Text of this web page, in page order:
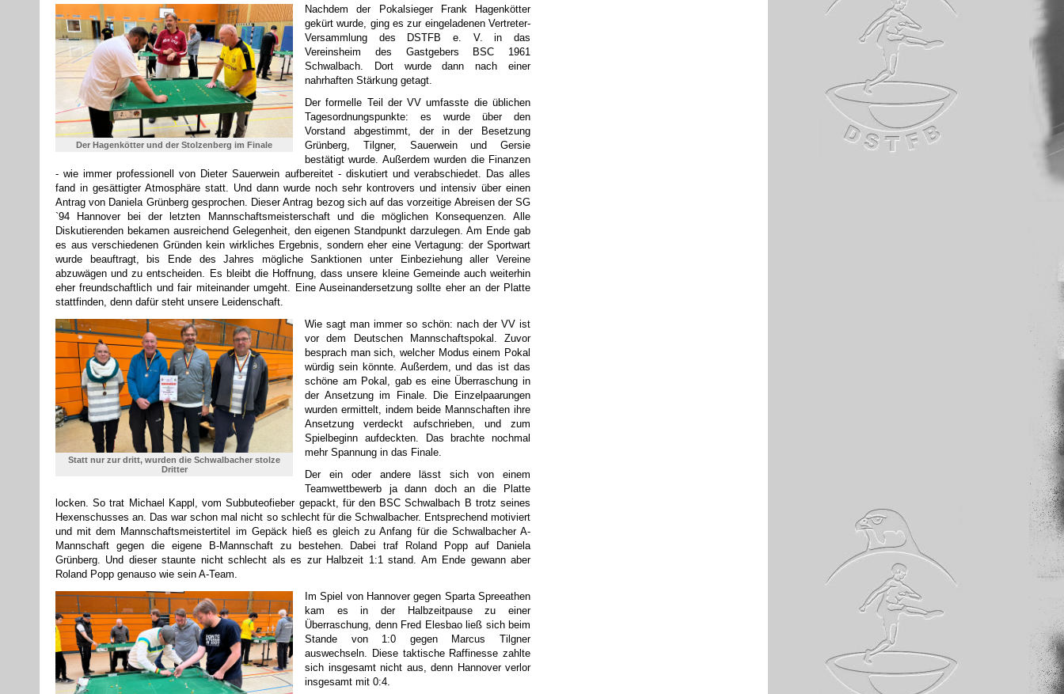
Der Hagenkötter und der Stolzenberg im Finale
Nachdem der Pokalsieger Frank Hagenkötter
gekürt wurde, ging es zur eingeladenen Vertreter-
Versammlung des DSTFB e. V. in das
Vereinsheim des Gastgebers BSC 1961
Schwalbach. Dort wurde dann nach einer
nahrhaften Stärkung getagt.
Der formelle Teil der VV umfasste die üblichen
Tagesordnungspunkte: es wurde über den
Vorstand abgestimmt, der in der Besetzung
Grünberg, Tilgner, Sauerwein und Gersie
bestätigt wurde. Außerdem wurden die Finanzen
- wie immer professionell von Dieter Sauerwein aufbereitet - diskutiert und verabschiedet. Das alles
fand in gesättigter Atmosphäre statt. Und dann wurde noch sehr kontrovers und intensiv über einen
Antrag von Daniela Grünberg gesprochen. Dieser Antrag bezog sich auf das vorzeitige Abreisen der SG
`94 Hannover bei der letzten Mannschaftsmeisterschaft und die möglichen Konsequenzen. Alle
Diskutierenden bekamen ausreichend Gelegenheit, den eigenen Standpunkt darzulegen. Am Ende gab
es aus verschiedenen Gründen kein wirkliches Ergebnis, sondern eher eine Vertagung: der Sportwart
wurde beauftragt, bis Ende des Jahres mögliche Sanktionen unter Einbeziehung aller Vereine
abzuwägen und zu entscheiden. Es bleibt die Hoffnung, dass unsere kleine Gemeinde auch weiterhin
eher freundschaftlich und fair miteinander umgeht. Eine Auseinandersetzung sollte eher an der Platte
stattfinden, denn dafür steht unsere Leidenschaft.
Statt nur zur dritt, wurden die Schwalbacher stolze
Dritter
Wie sagt man immer so schön: nach der VV ist
vor dem Deutschen Mannschaftspokal. Zuvor
besprach man sich, welcher Modus einem Pokal
würdig sein könnte. Außerdem, und das ist das
schöne am Pokal, gab es eine Überraschung in
der Ansetzung im Finale. Die Einzelpaarungen
wurden ermittelt, indem beide Mannschaften ihre
Ansetzung verdeckt aufschrieben, und zum
Spielbeginn aufdeckten. Das brachte nochmal
mehr Spannung in das Finale.
Der ein oder andere lässt sich von einem
Teamwettbewerb ja dann doch an die Platte
locken. So trat Michael Kappl, vom Subbuteofieber gepackt, für den BSC Schwalbach B trotz seines
Hexenschusses an. Das war schon mal nicht so schlecht für die Schwalbacher. Entsprechend motiviert
und mit dem Mannschaftsmeistertitel im Gepäck hieß es gleich zu Anfang für die Schwalbacher A-
Mannschaft gegen die eigene B-Mannschaft zu bestehen. Dabei traf Roland Popp auf Daniela
Grünberg. Und dieser staunte nicht schlecht als es zur Halbzeit 1:1 stand. Am Ende gewann aber
Roland Popp genauso wie sein A-Team.
Im Spiel von Hannover gegen Sparta Spreeathen
kam es in der Halbzeitpause zu einer
Überraschung, denn Fred Elesbao ließ sich beim
Stande von 1:0 gegen Marcus Tilgner
auswechseln. Diese taktische Raffinesse zahlte
sich insgesamt nicht aus, denn Hannover verlor
insgesamt mit 0:4.